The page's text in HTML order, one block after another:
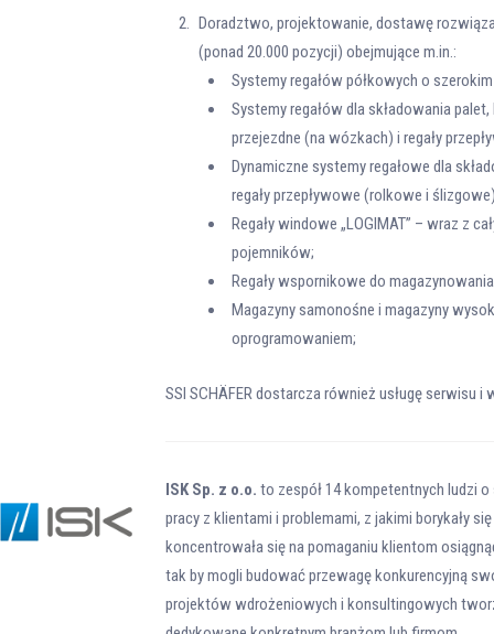
Doradztwo, projektowanie, dostawę
(ponad 20.000 pozycji) obejmujące m.in.:
Systemy regałów półkowych o
Systemy regałów dla składowania
przejezdne (na wózkach) i regały
Dynamiczne systemy regałowe dla
regały przepływowe (rolkowe i
Regały windowe „LOGIMAT” – wraz z
pojemników;
Regały wspornikowe do
Magazyny samonośne i magazyny
oprogramowaniem;
SSI SCHÄFER dostarcza również usługę serwisu
ISK Sp. z o.o. to zespół 14 kompetentnych ludzi
pracy z klientami i problemami, z jakimi borykały
koncentrowała się na pomaganiu klientom
tak by mogli budować przewagę konkurencyjną
projektów wdrożeniowych i konsultingowych